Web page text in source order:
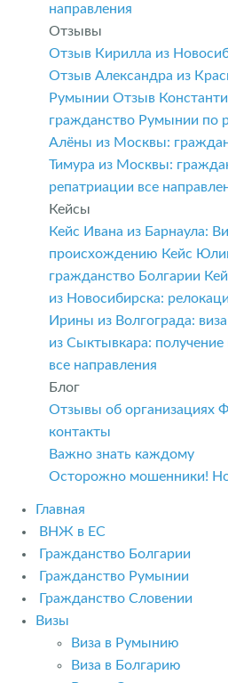
направления
Отзывы
Отзыв Кирилла из
Отзыв Александра из
Румынии Отзыв
гражданство Румынии по
Алёны из Москвы:
Тимура из Москвы:
репатриации все
Кейсы
Кейс Ивана из Барнаула:
происхождению Кейс
гражданство Болгарии
из Новосибирска:
Ирины из Волгограда:
из Сыктывкара:
все направления
Блог
Отзывы об организациях
контакты
Важно знать каждому
Осторожно мошенники!
Главная
ВНЖ в ЕС
Гражданство Болгарии
Гражданство Румынии
Гражданство Словении
Визы
Виза в Румынию
Виза в Болгарию